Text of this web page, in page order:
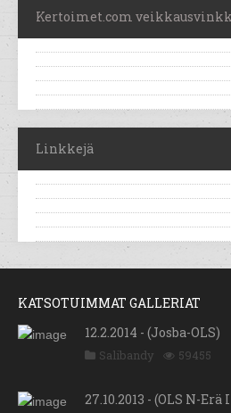
Kertoimet.com
Linkkejä
KATSOTUIMMAT GALLERIAT
12.2.2014 - (Josba-OLS)
Salibandy 59455
27.10.2013 - (OLS N-Erä